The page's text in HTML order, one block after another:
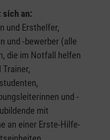
sich an:
und Ersthelfer,
und -bewerber (alle
die im Notfall helfen
und -
mit
an einer Erste-Hilfe-